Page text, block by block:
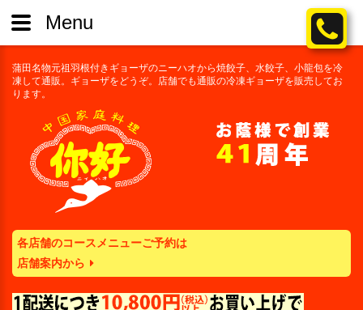
蒲田名物元祖羽根付きギョーザのニーハオから焼餃子、水餃子、小龍包を冷
凍して通販。ギョーザをどうぞ。店舗でも通販の冷凍ギョーザを販売してお
ります。
各店舗のコースメニューご予約は
店舗案内から
Menu